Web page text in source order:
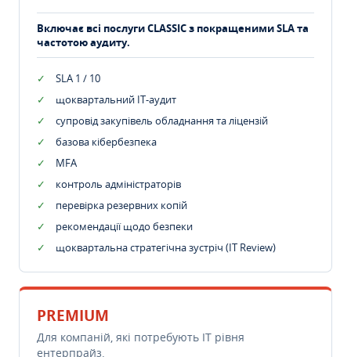
Включає всі послуги CLASSIC з покращеними SLA та
частотою аудиту.
SLA 1 / 10
щоквартальний IT-аудит
супровід закупівель обладнання та ліцензій
базова кібербезпека
MFA
контроль адміністраторів
перевірка резервних копій
рекомендації щодо безпеки
щоквартальна стратегічна зустріч (IT Review)
PREMIUM
Для компаній, які потребують ІТ рівня
ентерпрайз.